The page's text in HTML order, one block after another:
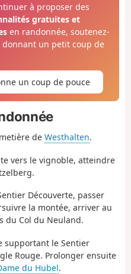
à proposer des
gratuites et
en randonnée, soutenez-
donnant un petit coup de
un coup de pouce
de Westhalten.
vers le vignoble, atteindre
Découverte, passer
la montée, arriver au
du Col du Neuland.
supportant le Sentier
Rouge. Prolonger ensuite
du Hubel.